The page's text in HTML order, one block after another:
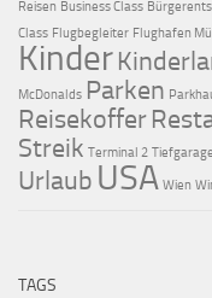
Reisen Business Class
Class Flugbegleiter Flughafen
Kinder
McDonalds Parken
Reisekoffer
Streik Terminal 2 Tiefgarage
Urlaub USA Wien
TAGS